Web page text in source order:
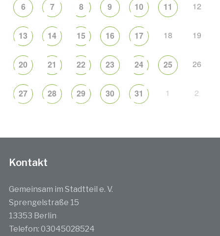
6 7 8 9 10 11 12
13 14 15 16 17 18 19
20 21 22 23 24 25 26
27 28 29 30 31 1 2
Kontakt
Gemeinsam im Stadtteil e. V.
Sprengelstraße 15
13353 Berlin
Telefon: 03045028524